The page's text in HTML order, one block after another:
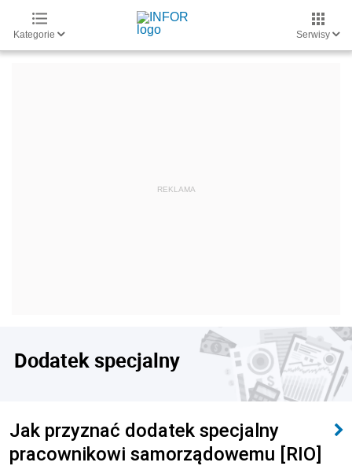
Kategorie Serwisy
Dodatek specjalny
Jak przyznać dodatek specjalny
pracownikowi samorządowemu [RIO]